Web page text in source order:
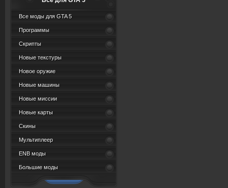
Все моды для GTA 5
Программы
Скрипты
Новые текстуры
Новое оружие
Новые машины
Новые миссии
Новые карты
Скины
Мультиплеер
ENB моды
Большие моды